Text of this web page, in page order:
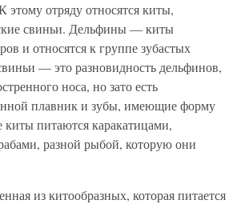
этому отряду относятся киты,
свиньи. Дельфины — киты
и относятся к группе зубастых
— это разновидность дельфинов,
носа, но зато есть
плавник и зубы, имеющие форму
киты питаются каракатицами,
разной рыбой, которую они
из китообразных, которая питается